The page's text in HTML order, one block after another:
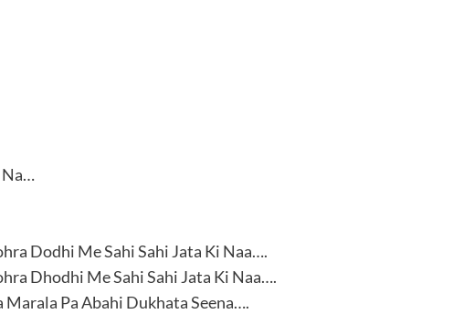
Na…
Dodhi Me Sahi Sahi Jata Ki Naa….
Dhodhi Me Sahi Sahi Jata Ki Naa….
Pa Abahi Dukhata Seena….